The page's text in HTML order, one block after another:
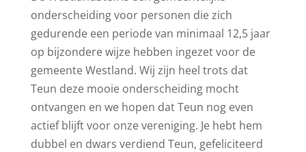
onderscheiding voor personen die zich
gedurende een periode van minimaal 12,5 jaar
op bijzondere wijze hebben ingezet voor de
gemeente Westland. Wij zijn heel trots dat
Teun deze mooie onderscheiding mocht
ontvangen en we hopen dat Teun nog even
actief blijft voor onze vereniging. Je hebt hem
dubbel en dwars verdiend Teun, gefeliciteerd